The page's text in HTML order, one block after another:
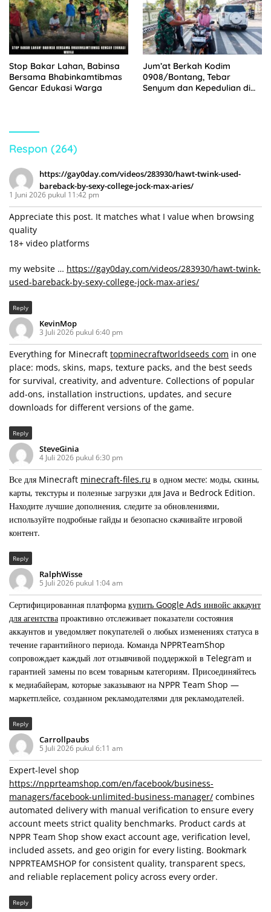
Stop Bakar Lahan, Babinsa
Bersama Bhabinkamtibmas
Gencar Edukasi Warga
Jum’at Berkah Kodim
0908/Bontang, Tebar
Senyum dan Kepedulian di
Respon (264)
https://gay0day.com/videos/283930/hawt-twink-used-
bareback-by-sexy-college-jock-max-aries/
1 Juni 2026 pukul 11:42 pm
Appreciate this post. It matches what I value when browsing
quality
18+ video platforms
my website … https://gay0day.com/videos/283930/hawt-twink-
used-bareback-by-sexy-college-jock-max-aries/
Reply
KevinMop
3 Juli 2026 pukul 6:40 pm
Everything for Minecraft topminecraftworldseeds com in one
place: mods, skins, maps, texture packs, and the best seeds
for survival, creativity, and adventure. Collections of popular
add-ons, installation instructions, updates, and secure
downloads for different versions of the game.
Reply
SteveGinia
4 Juli 2026 pukul 6:30 pm
Все для Minecraft minecraft-files.ru в одном месте: моды, скины,
карты, текстуры и полезные загрузки для Java и Bedrock Edition.
Находите лучшие дополнения, следите за обновлениями,
используйте подробные гайды и безопасно скачивайте игровой
контент.
Reply
RalphWisse
5 Juli 2026 pukul 1:04 am
Сертифицированная платформа купить Google Ads инвойс аккаунт
для агентства проактивно отслеживает показатели состояния
аккаунтов и уведомляет покупателей о любых изменениях статуса в
течение гарантийного периода. Команда NPPRTeamShop
сопровождает каждый лот отзывчивой поддержкой в Telegram и
гарантией замены по всем товарным категориям. Присоединяйтесь
к медиабайерам, которые заказывают на NPPR Team Shop —
маркетплейсе, созданном рекламодателями для рекламодателей.
Reply
Carrollpaubs
5 Juli 2026 pukul 6:11 am
Expert-level shop
https://npprteamshop.com/en/facebook/business-
managers/facebook-unlimited-business-manager/ combines
automated delivery with manual verification to ensure every
account meets strict quality benchmarks. Product cards at
NPPR Team Shop show exact account age, verification level,
included assets, and geo origin for every listing. Bookmark
NPPRTEAMSHOP for consistent quality, transparent specs,
and reliable replacement policy across every order.
Reply